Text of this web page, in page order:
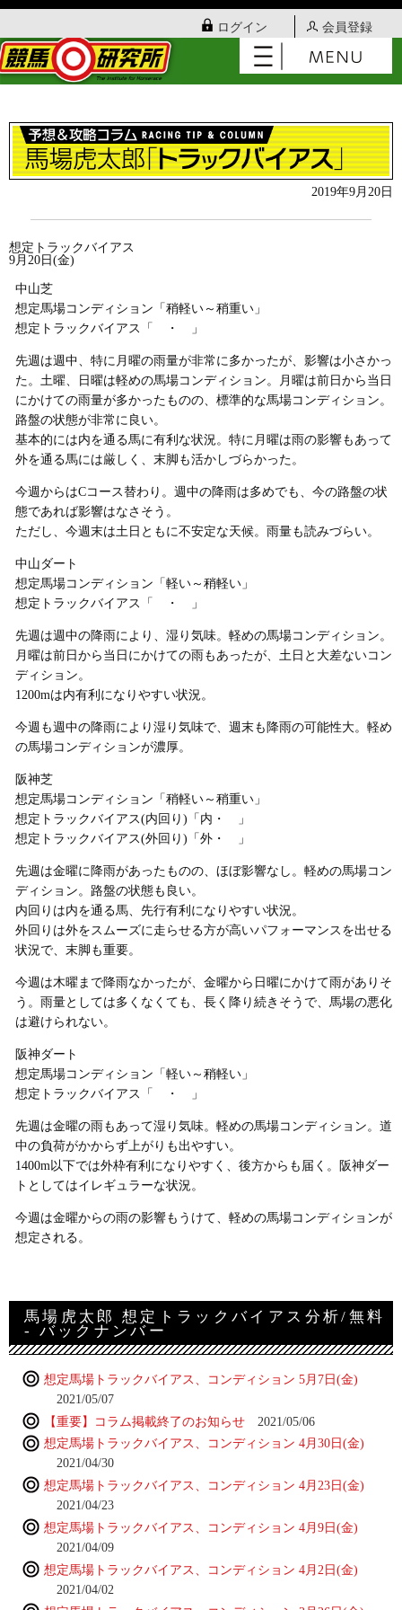
ログイン 会員登録
2019年9月20日
想定トラックバイアス
9月20日(金)
中山芝
想定馬場コンディション「稍軽い～稍重い」
想定トラックバイアス「 ・ 」
先週は週中、特に月曜の雨量が非常に多かったが、影響は小さかっ
た。土曜、日曜は軽めの馬場コンディション。月曜は前日から当日
にかけての雨量が多かったものの、標準的な馬場コンディション。
路盤の状態が非常に良い。
基本的には内を通る馬に有利な状況。特に月曜は雨の影響もあって
外を通る馬には厳しく、末脚も活かしづらかった。
今週からはCコース替わり。週中の降雨は多めでも、今の路盤の状
態であれば影響はなさそう。
ただし、今週末は土日ともに不安定な天候。雨量も読みづらい。
中山ダート
想定馬場コンディション「軽い～稍軽い」
想定トラックバイアス「 ・ 」
先週は週中の降雨により、湿り気味。軽めの馬場コンディション。
月曜は前日から当日にかけての雨もあったが、土日と大差ないコン
ディション。
1200mは内有利になりやすい状況。
今週も週中の降雨により湿り気味で、週末も降雨の可能性大。軽め
の馬場コンディションが濃厚。
阪神芝
想定馬場コンディション「稍軽い～稍重い」
想定トラックバイアス(内回り)「内・ 」
想定トラックバイアス(外回り)「外・ 」
先週は金曜に降雨があったものの、ほぼ影響なし。軽めの馬場コン
ディション。路盤の状態も良い。
内回りは内を通る馬、先行有利になりやすい状況。
外回りは外をスムーズに走らせる方が高いパフォーマンスを出せる
状況で、末脚も重要。
今週は木曜まで降雨なかったが、金曜から日曜にかけて雨がありそ
う。雨量としては多くなくても、長く降り続きそうで、馬場の悪化
は避けられない。
阪神ダート
想定馬場コンディション「軽い～稍軽い」
想定トラックバイアス「 ・ 」
先週は金曜の雨もあって湿り気味。軽めの馬場コンディション。道
中の負荷がかからず上がりも出やすい。
1400m以下では外枠有利になりやすく、後方からも届く。阪神ダー
トとしてはイレギュラーな状況。
今週は金曜からの雨の影響もうけて、軽めの馬場コンディションが
想定される。
馬場虎太郎 想定トラックバイアス分析/無料
- バックナンバー
想定馬場トラックバイアス、コンディション 5月7日(金)
2021/05/07
【重要】コラム掲載終了のお知らせ
2021/05/06
想定馬場トラックバイアス、コンディション 4月30日(金)
2021/04/30
想定馬場トラックバイアス、コンディション 4月23日(金)
2021/04/23
想定馬場トラックバイアス、コンディション 4月9日(金)
2021/04/09
想定馬場トラックバイアス、コンディション 4月2日(金)
2021/04/02